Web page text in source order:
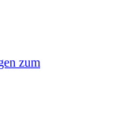
zum